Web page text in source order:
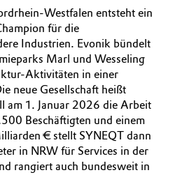
& Utilities
und Lieferbedingungen
Westfalen entsteht ein
für die
Industrien. Evonik bündelt
Marl und Wesseling
Aktivitäten in einer
neue Gesellschaft heißt
am 1. Januar 2026 die Arbeit
Beschäftigten und einem
€ stellt SYNEQT dann
in NRW für Services in der
rangiert auch bundesweit in